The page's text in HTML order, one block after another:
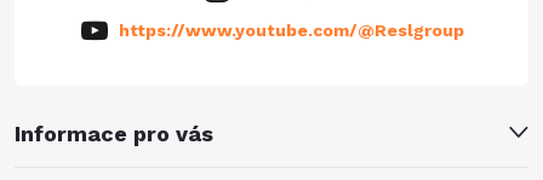
Informace pro vás
https://www.youtube.com/@Reslgroup